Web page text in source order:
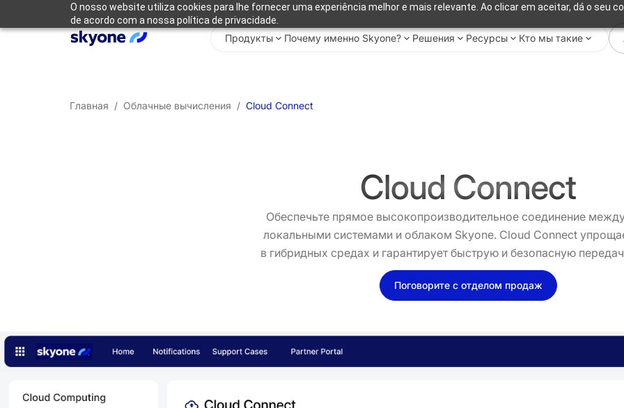
O nosso website utiliza cookies para lhe fornecer uma experiência melhor e mais relevante. Ao clicar em aceitar, dá o seu
de acordo com a nossa política de privacidade.
Продукты Почему именно Skyone? Решения Ресурсы Кто мы такие
Главная / Облачные вычисления / Cloud Connect
Cloud Connect
Обеспечьте прямое высокопроизводительное соединение
локальными системами и облаком Skyone. Cloud Connect
в гибридных средах и гарантирует быструю и безопасную
Поговорите с отделом продаж